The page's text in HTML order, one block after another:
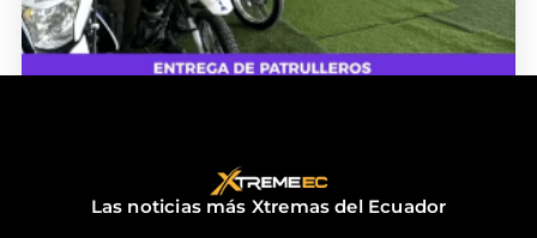
No hay comentarios
Las noticias más Xtremas del Ecuador